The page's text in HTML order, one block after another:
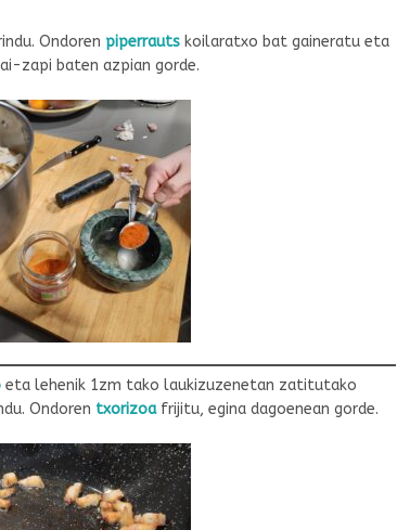
Ondoren piperrauts koilaratxo bat gaineratu eta
zapi baten azpian gorde.
eta lehenik 1zm tako laukizuzenetan zatitutako
Ondoren txorizoafrijitu, egina dagoenean gorde.